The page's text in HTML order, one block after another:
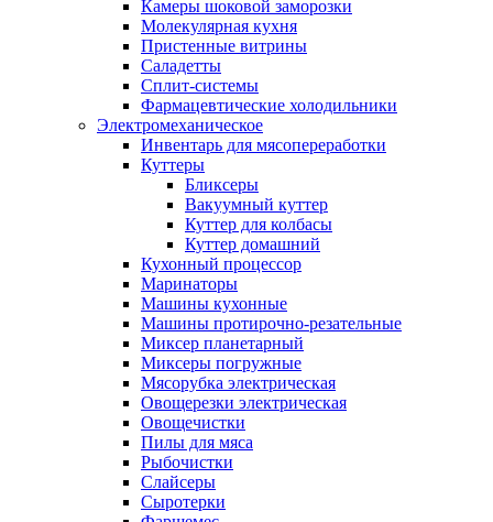
Камеры шоковой заморозки
Молекулярная кухня
Пристенные витрины
Саладетты
Сплит-системы
Фармацевтические холодильники
Электромеханическое
Инвентарь для мясопереработки
Куттеры
Бликсеры
Вакуумный куттер
Куттер для колбасы
Куттер домашний
Кухонный процессор
Маринаторы
Машины кухонные
Машины протирочно-резательные
Миксер планетарный
Миксеры погружные
Мясорубка электрическая
Овощерезки электрическая
Овощечистки
Пилы для мяса
Рыбочистки
Слайсеры
Сыротерки